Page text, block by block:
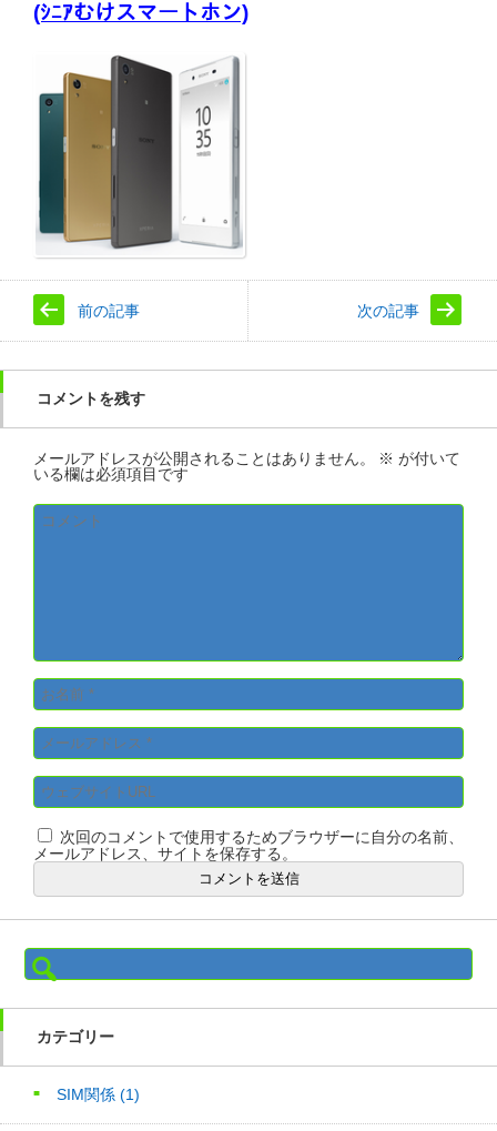
(ｼﾆｱむけスマートホン)
前の記事 次の記事
コメントを残す
メールアドレスが公開されることはありません。 ※ が付いて
いる欄は必須項目です
次回のコメントで使用するためブラウザーに自分の名前、
メールアドレス、サイトを保存する。
検
索:
カテゴリー
SIM関係 (1)